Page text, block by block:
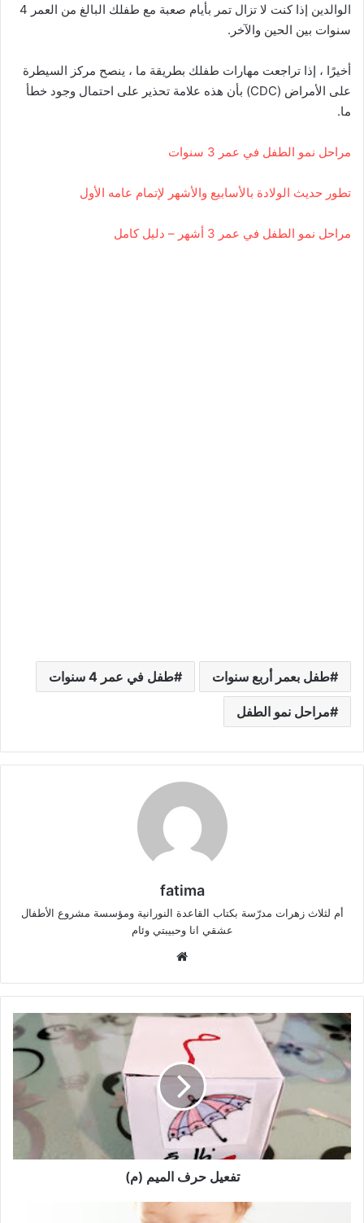
الوالدين إذا كنت لا تزال تمر بأيام صعبة مع طفلك البالغ من العمر 4
سنوات بين الحين والآخر.
أخيرًا ، إذا تراجعت مهارات طفلك بطريقة ما ، ينصح مركز السيطرة
على الأمراض (CDC) بأن هذه علامة تحذير على احتمال وجود خطأ
ما.
مراحل نمو الطفل في عمر 3 سنوات
تطور حديث الولادة بالأسابيع والأشهر لإتمام عامه الأول
مراحل نمو الطفل في عمر 3 أشهر – دليل كامل
طفل بعمر أربع سنوات طفل في عمر 4 سنوات
مراحل نمو الطفل
fatima
أم لثلاث زهرات مدرّسة بكتاب القاعدة النورانية ومؤسسة مشروع الأطفال
عشقي انا وحبيبتي وئام
الوي
ب
ت
ف
ع
ي
ر
ا
تفعيل حرف الميم (م)